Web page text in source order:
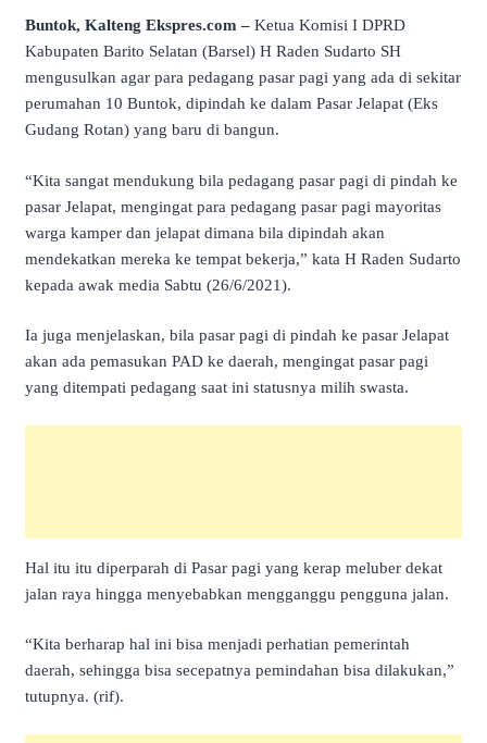
Buntok, Kalteng Ekspres.com – Ketua Komisi I DPRD
Kabupaten Barito Selatan (Barsel) H Raden Sudarto SH
mengusulkan agar para pedagang pasar pagi yang ada di sekitar
perumahan 10 Buntok, dipindah ke dalam Pasar Jelapat (Eks
Gudang Rotan) yang baru di bangun.
“Kita sangat mendukung bila pedagang pasar pagi di pindah ke
pasar Jelapat, mengingat para pedagang pasar pagi mayoritas
warga kamper dan jelapat dimana bila dipindah akan
mendekatkan mereka ke tempat bekerja,” kata H Raden Sudarto
kepada awak media Sabtu (26/6/2021).
Ia juga menjelaskan, bila pasar pagi di pindah ke pasar Jelapat
akan ada pemasukan PAD ke daerah, mengingat pasar pagi
yang ditempati pedagang saat ini statusnya milih swasta.
Hal itu itu diperparah di Pasar pagi yang kerap meluber dekat
jalan raya hingga menyebabkan mengganggu pengguna jalan.
“Kita berharap hal ini bisa menjadi perhatian pemerintah
daerah, sehingga bisa secepatnya pemindahan bisa dilakukan,”
tutupnya. (rif).